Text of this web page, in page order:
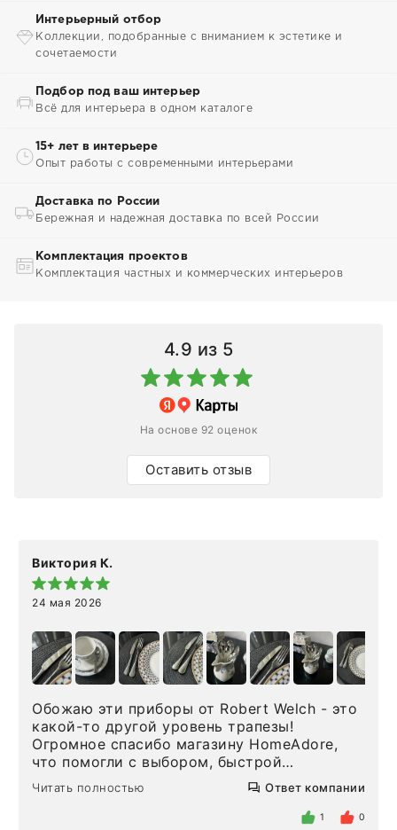
Интерьерный отбор
Коллекции, подобранные с вниманием к эстетике и
сочетаемости
Подбор под ваш интерьер
Всё для интерьера в одном каталоге
15+ лет в интерьере
Опыт работы с современными интерьерами
Доставка по России
Бережная и надежная доставка по всей России
Комплектация проектов
Комплектация частных и коммерческих интерьеров
4.9 из 5
На основе 92 оценок
Оставить отзыв
Виктория К.
24 мая 2026
Обожаю эти приборы от Robert Welch - это
какой-то другой уровень трапезы!
Огромное спасибо магазину HomeAdore,
что помогли с выбором, быстрой
доставкой и высоким сервисом. Один раз
была здесь лично, забирала чайные ложки,
внутри очень много антикварной посуды,
Читать полностью Ответ компании
1 0